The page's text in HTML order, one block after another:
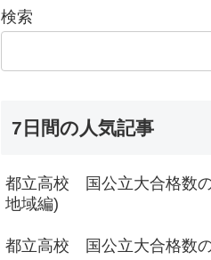
検索
7日間の人気記事
都立高校 国公立大合格数
地域編)
都立高校 国公立大合格数